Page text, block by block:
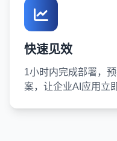
快速见效
1小时内完成部署，
案，让企业AI应用立